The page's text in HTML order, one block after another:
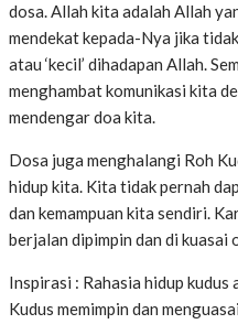
dosa. Allah kita adalah Allah
mendekat kepada-Nya jika tidak
atau ‘kecil’ dihadapan Allah.
menghambat komunikasi kita
mendengar doa kita.
Dosa juga menghalangi Roh
hidup kita. Kita tidak pernah
dan kemampuan kita sendiri.
berjalan dipimpin dan di kuasai
Inspirasi : Rahasia hidup
Kudus memimpin dan